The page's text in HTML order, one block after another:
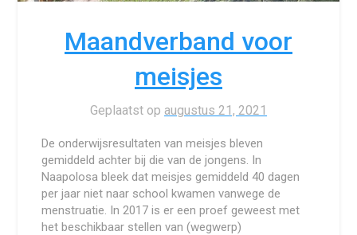
Maandverband voor
meisjes
Geplaatst op augustus 21, 2021
De onderwijsresultaten van meisjes bleven
gemiddeld achter bij die van de jongens. In
Naapolosa bleek dat meisjes gemiddeld 40 dagen
per jaar niet naar school kwamen vanwege de
menstruatie. In 2017 is er een proef geweest met
het beschikbaar stellen van (wegwerp)